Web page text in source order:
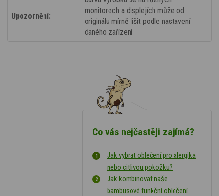
Upozornění:
monitorech a displejích může od
originálu mírně lišit podle nastavení
daného zařízení
Co vás nejčastěji zajímá?
Jak vybrat oblečení pro alergika
nebo citlivou pokožku?
Jak kombinovat naše
bambusové funkční oblečení